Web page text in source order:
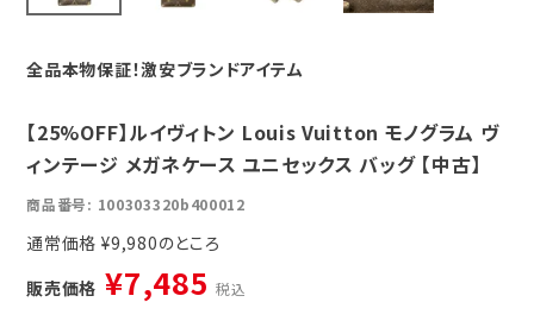
全品本物保証！激安ブランドアイテム
【25%OFF】ルイヴィトン Louis Vuitton モノグラム ヴ
ィンテージ メガネケース ユニセックス バッグ 【中古】
商品番号 100303320b400012
通常価格 ¥9,980
販売価格 ¥7,485 税込